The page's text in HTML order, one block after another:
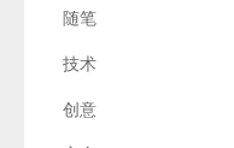
随笔
技术
创意